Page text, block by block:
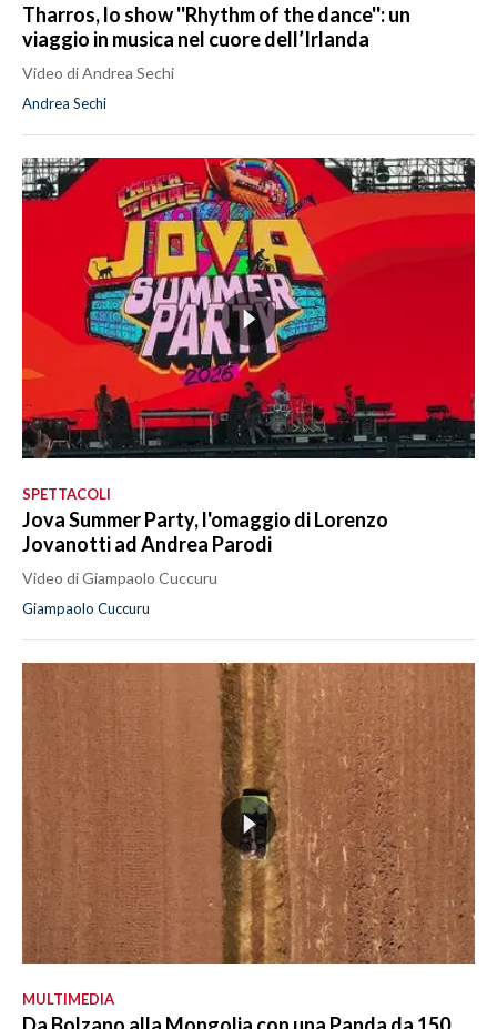
Tharros, lo show ''Rhythm of the dance'': un
viaggio in musica nel cuore dell’Irlanda
Video di Andrea Sechi
Andrea Sechi
SPETTACOLI
Jova Summer Party, l'omaggio di Lorenzo
Jovanotti ad Andrea Parodi
Video di Giampaolo Cuccuru
Giampaolo Cuccuru
MULTIMEDIA